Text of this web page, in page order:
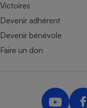
Victoires
Devenir adhérent
Devenir bénévole
Faire un don